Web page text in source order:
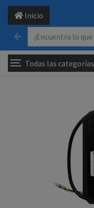
Inicio
Todas las categorías